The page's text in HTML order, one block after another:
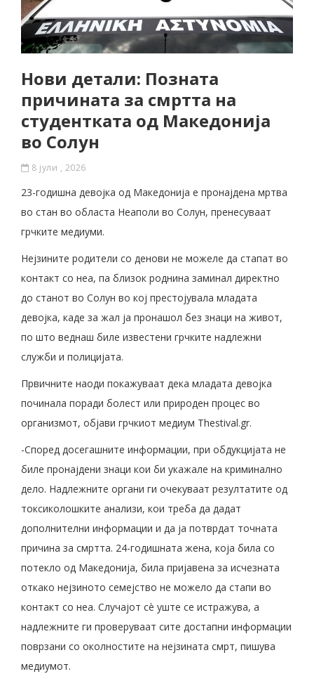
Нови детали: Позната
причината за смртта на
студентката од Македонија
во Солун
8 јули , 2026
23-годишна девојка од Македонија е пронајдена мртва
во стан во областа Неаполи во Солун, пренесуваат
грчките медиуми.
Нејзините родители со денови не можеле да стапат во
контакт со неа, па близок роднина заминал директно
до станот во Солун во кој престојувала младата
девојка, каде за жал ја пронашол без знаци на живот,
по што веднаш биле известени грчките надлежни
служби и полицијата.
Првичните наоди покажуваат дека младата девојка
починала поради болест или природен процес во
организмот, објави грчкиот медиум Thestival.gr.
-Според досегашните информации, при обдукцијата не
биле пронајдени знаци кои би укажале на криминално
дело. Надлежните органи ги очекуваат резултатите од
токсиколошките анализи, кои треба да дадат
дополнителни информации и да ја потврдат точната
причина за смртта. 24-годишната жена, која била со
потекло од Македонија, била пријавена за исчезната
откако нејзиното семејство не можело да стапи во
контакт со неа. Случајот сè уште се истражува, а
надлежните ги проверуваат сите достапни информации
поврзани со околностите на нејзината смрт, пишува
медиумот.